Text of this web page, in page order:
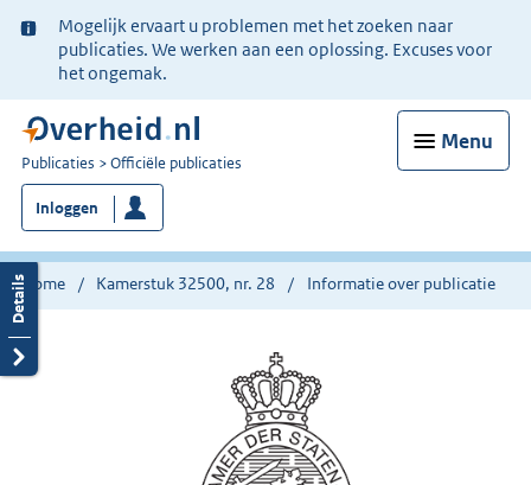
Ter
informatie:
Mogelijk ervaart u problemen met het zoeken naar
publicaties. We werken aan een oplossing. Excuses voor
het ongemak.
Menu
U
bent
nu
hier:
Publicaties Officiële publicaties
Inloggen
Home Kamerstuk 32500, nr. 28 Informatie over publicatie